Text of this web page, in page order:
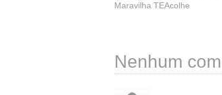
Maravilha TEAcolhe
Nenhum